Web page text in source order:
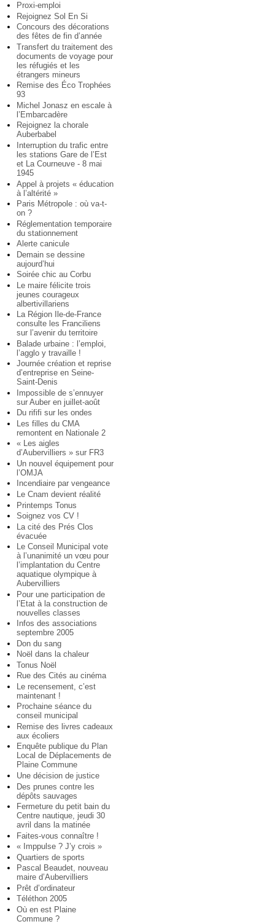
Proxi-emploi
Rejoignez Sol En Si
Concours des décorations
des fêtes de fin d’année
Transfert du traitement des
documents de voyage pour
les réfugiés et les
étrangers mineurs
Remise des Éco Trophées
93
Michel Jonasz en escale à
l’Embarcadère
Rejoignez la chorale
Auberbabel
Interruption du trafic entre
les stations Gare de l’Est
et La Courneuve - 8 mai
1945
Appel à projets « éducation
à l’altérité »
Paris Métropole : où va-t-
on ?
Réglementation temporaire
du stationnement
Alerte canicule
Demain se dessine
aujourd’hui
Soirée chic au Corbu
Le maire félicite trois
jeunes courageux
albertivillariens
La Région Ile-de-France
consulte les Franciliens
sur l’avenir du territoire
Balade urbaine : l’emploi,
l’agglo y travaille !
Journée création et reprise
d’entreprise en Seine-
Saint-Denis
Impossible de s’ennuyer
sur Auber en juillet-août
Du rififi sur les ondes
Les filles du CMA
remontent en Nationale 2
« Les aigles
d’Aubervilliers » sur FR3
Un nouvel équipement pour
l’OMJA
Incendiaire par vengeance
Le Cnam devient réalité
Printemps Tonus
Soignez vos CV !
La cité des Prés Clos
évacuée
Le Conseil Municipal vote
à l’unanimité un vœu pour
l’implantation du Centre
aquatique olympique à
Aubervilliers
Pour une participation de
l’Etat à la construction de
nouvelles classes
Infos des associations
septembre 2005
Don du sang
Noël dans la chaleur
Tonus Noël
Rue des Cités au cinéma
Le recensement, c’est
maintenant !
Prochaine séance du
conseil municipal
Remise des livres cadeaux
aux écoliers
Enquête publique du Plan
Local de Déplacements de
Plaine Commune
Une décision de justice
Des prunes contre les
dépôts sauvages
Fermeture du petit bain du
Centre nautique, jeudi 30
avril dans la matinée
Faites-vous connaître !
« Imppulse ? J’y crois »
Quartiers de sports
Pascal Beaudet, nouveau
maire d’Aubervilliers
Prêt d’ordinateur
Téléthon 2005
Où en est Plaine
Commune ?